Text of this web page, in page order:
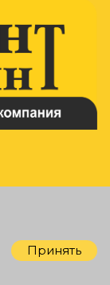
Принять